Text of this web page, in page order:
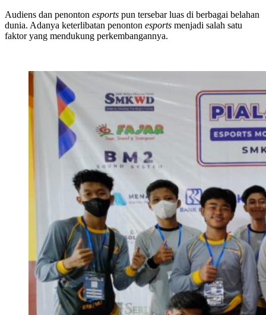
Audiens dan penonton esports pun tersebar luas di berbagai belahan
dunia. Adanya keterlibatan penonton esports menjadi salah satu
faktor yang mendukung perkembangannya.